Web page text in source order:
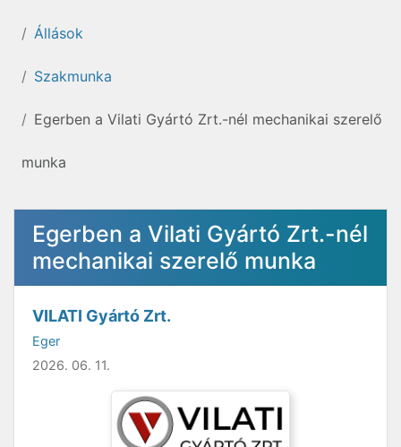
Állások
Szakmunka
Egerben a Vilati Gyártó Zrt.-nél mechanikai szerelő
munka
Egerben a Vilati Gyártó Zrt.-nél
mechanikai szerelő munka
VILATI Gyártó Zrt.
Eger
2026. 06. 11.